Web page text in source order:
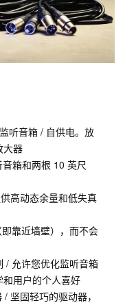
听音箱 / 自供电。放
大器
箱和两根 10 英尺
高动态余量和低失真
靠近墙壁），而不会
/ 允许您优化监听音箱
用户的个人喜好
坚固轻巧的驱动器，